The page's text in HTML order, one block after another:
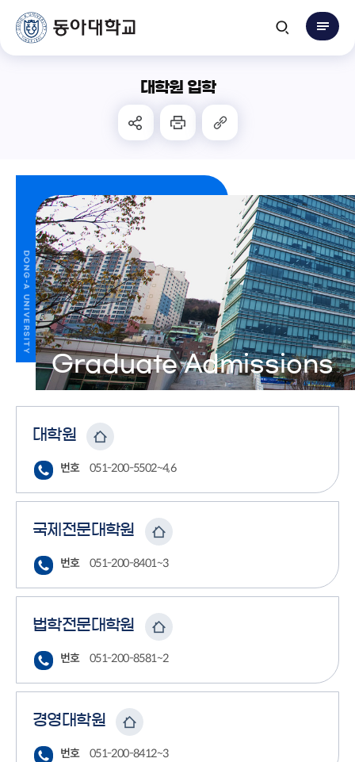
대학원 입학
Graduate Admissions
대학원
번호 051-200-5502~4,6
국제전문대학원
번호 051-200-8401~3
법학전문대학원
번호 051-200-8581~2
경영대학원
번호 051-200-8412~3